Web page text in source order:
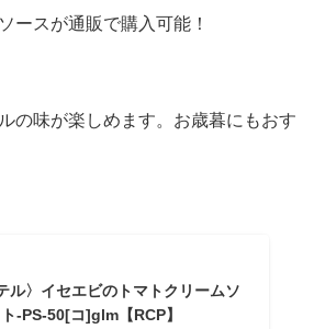
ースが通販で購入可能！
の味が楽しめます。お歳暮にもおす
ル〉イセエビのトマトクリームソ
-PS-50[コ]glm【RCP】